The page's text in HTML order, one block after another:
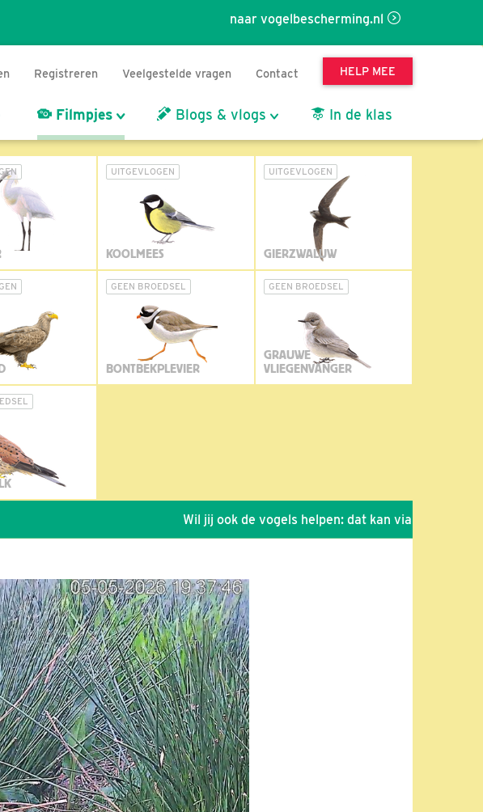
naar vogelbescherming.nl
Registreren Veelgestelde vragen Contact HELP MEE
Filmpjes Blogs & vlogs In de klas
UITGEVLOGEN
KOOLMEES
UITGEVLOGEN
GIERZWALUW
GEEN BROEDSEL
BONTBEKPLEVIER
GEEN BROEDSEL
GRAUWE
VLIEGENVANGER
Wil jij ook de vogels helpen: dat kan via de link!